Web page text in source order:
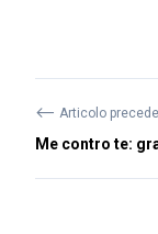
⟵ Articolo
Me contro te: